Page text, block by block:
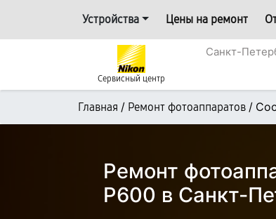
Устройства Цены на ремонт
Сервисный центр
Санкт-
Главная / Ремонт фотоаппаратов /
Ремонт
P600 в Санкт-